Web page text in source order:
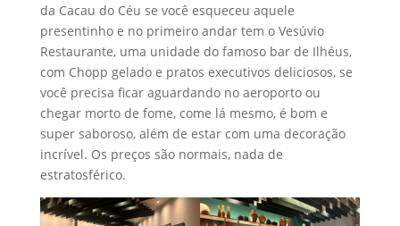
da Cacau do Céu se você esqueceu aquele
presentinho e no primeiro andar tem o Vesúvio
Restaurante, uma unidade do famoso bar de Ilhéus,
com Chopp gelado e pratos executivos deliciosos, se
você precisa ficar aguardando no aeroporto ou
chegar morto de fome, come lá mesmo, é bom e
super saboroso, além de estar com uma decoração
incrível. Os preços são normais, nada de
estratosférico.